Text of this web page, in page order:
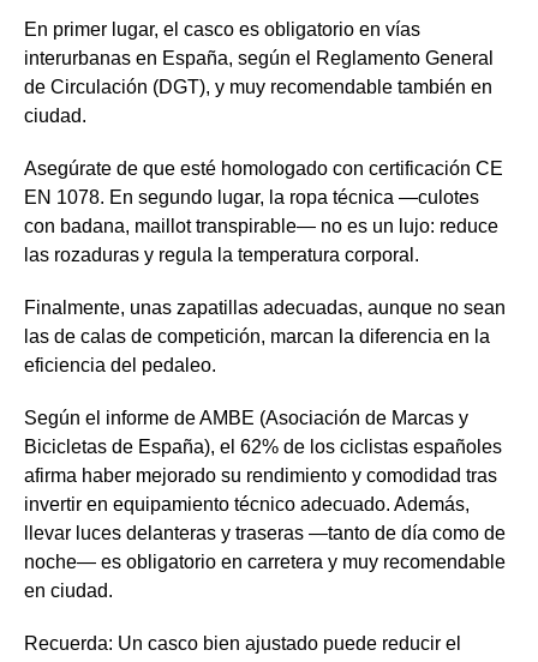
En primer lugar, el casco es obligatorio en vías
interurbanas en España, según el Reglamento General
de Circulación (DGT), y muy recomendable también en
ciudad.
Asegúrate de que esté homologado con certificación CE
EN 1078. En segundo lugar, la ropa técnica —culotes
con badana, maillot transpirable— no es un lujo: reduce
las rozaduras y regula la temperatura corporal.
Finalmente, unas zapatillas adecuadas, aunque no sean
las de calas de competición, marcan la diferencia en la
eficiencia del pedaleo.
Según el informe de AMBE (Asociación de Marcas y
Bicicletas de España), el 62% de los ciclistas españoles
afirma haber mejorado su rendimiento y comodidad tras
invertir en equipamiento técnico adecuado. Además,
llevar luces delanteras y traseras —tanto de día como de
noche— es obligatorio en carretera y muy recomendable
en ciudad.
Recuerda: Un casco bien ajustado puede reducir el